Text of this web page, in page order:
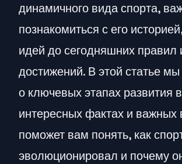
динамичного вида спорта,
познакомиться с его
идей до сегодняшних правил
достижений. В этой статье
о ключевых этапах развития
интересных фактах и важных
поможет вам понять, как
эволюционировал и почему